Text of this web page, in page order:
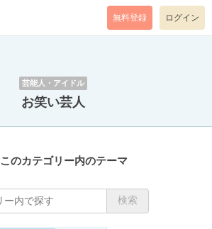
無料登録 ログイン
芸能人・アイドル
お笑い芸人
このカテゴリー内のテーマ